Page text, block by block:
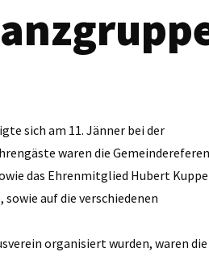
sich am 11. Jänner bei der
waren die
das Ehrenmitglied Hubert
auf die verschiedenen
organisiert wurden, waren die